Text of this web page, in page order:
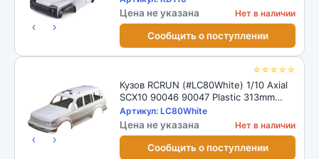
‹ ›
Цена не указана Нет в наличии
Сообщить о поступлении
☆☆☆☆☆
‹ ›
Кузов RCRUN (#LC80White) 1/10 Axial
SCX10 90046 90047 Plastic 313mm
White
Артикул: LC80White
Цена не указана Нет в наличии
Сообщить о поступлении